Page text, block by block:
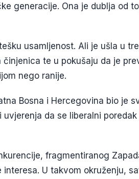
generacije. Ona je dublja od
usamljenost. Ali je ušla u
te u pokušaju da je
nego ranije.
Bosna i Hercegovina bio je
da se liberalni
fragmentiranog
U takvom okruženju,